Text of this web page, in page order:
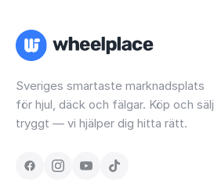
Sveriges smartaste marknadsplats
för hjul, däck och fälgar. Köp och sälj
tryggt — vi hjälper dig hitta rätt.